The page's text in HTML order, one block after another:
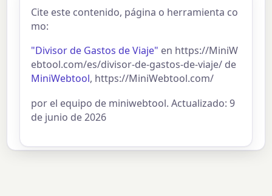
Cite este contenido, página o herramienta co
mo:
"Divisor de Gastos de Viaje" en https://MiniW
ebtool.com/es/divisor-de-gastos-de-viaje/ de
MiniWebtool, https://MiniWebtool.com/
por el equipo de miniwebtool. Actualizado: 9
de junio de 2026